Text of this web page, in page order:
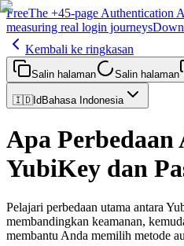
FreeThe +45-page Authentication
measuring real login journeys
Kembali ke ringkasan
Salin halaman Salin halaman
🇮🇩Id Bahasa Indonesia
Apa Perbedaan
YubiKey dan
Pelajari perbedaan utama antara
membandingkan keamanan,
membantu Anda memilih metode